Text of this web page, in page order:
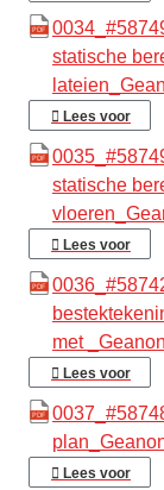
statische
Lees voor
statische
Lees voor
met
Lees voor
Lees voor